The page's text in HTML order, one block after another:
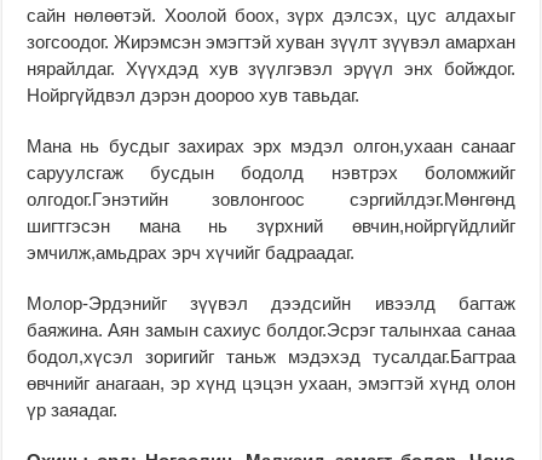
сайн нөлөөтэй. Хоолой боох, зүрх дэлсэх, цус алдахыг
зогсоодог. Жирэмсэн эмэгтэй хуван зүүлт зүүвэл амархан
нярайлдаг. Хүүхдэд хув зүүлгэвэл эрүүл энх бойждог.
Нойргүйдвэл дэрэн доороо хув тавьдаг.
Мана нь бусдыг захирах эрх мэдэл олгон,ухаан санааг
саруулсгаж бусдын бодолд нэвтрэх боломжийг
олгодог.Гэнэтийн зовлонгоос сэргийлдэг.Мөнгөнд
шигтгэсэн мана нь зүрхний өвчин,нойргүйдлийг
эмчилж,амьдрах эрч хүчийг бадраадаг.
Молор-Эрдэнийг зүүвэл дээдсийн ивээлд багтаж
баяжина. Аян замын сахиус болдог.Эсрэг талынхаа санаа
бодол,хүсэл зоригийг таньж мэдэхэд тусалдаг.Багтраа
өвчнийг анагаан, эр хүнд цэцэн ухаан, эмэгтэй хүнд олон
үр заяадаг.